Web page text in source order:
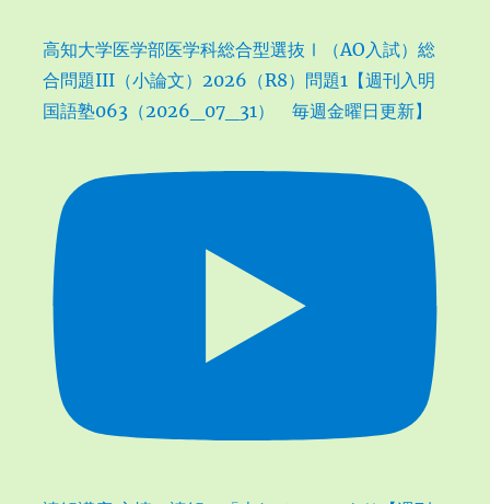
高知大学医学部医学科総合型選抜Ⅰ（AO入試）総
合問題III（小論文）2026（R8）問題1【週刊入明
国語塾063（2026_07_31） 毎週金曜日更新】